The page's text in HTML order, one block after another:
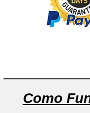
Como